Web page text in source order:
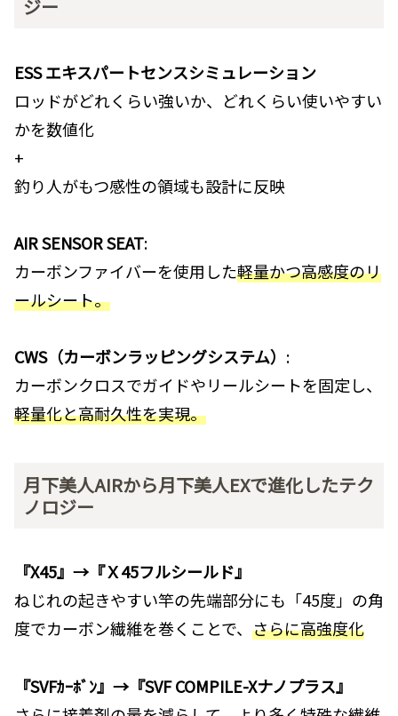
ジー
ESS エキスパートセンスシミュレーション
ロッドがどれくらい強いか、どれくらい使いやすい
かを数値化
+
釣り人がもつ感性の領域も設計に反映
AIR SENSOR SEAT:
カーボンファイバーを使用した軽量かつ高感度のリ
ールシート。
CWS（カーボンラッピングシステム） :
カーボンクロスでガイドやリールシートを固定し、
軽量化と高耐久性を実現。
月下美人AIRから月下美人EXで進化したテク
ノロジー
『X45』→『Ｘ45フルシールド』
ねじれの起きやすい竿の先端部分にも「45度」の角
度でカーボン繊維を巻くことで、 さらに高強度化
『SVFｶｰﾎﾞﾝ』→『SVF COMPILE-Xナノプラス』